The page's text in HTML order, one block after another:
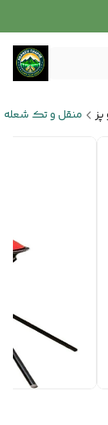
منقل و تک شعله